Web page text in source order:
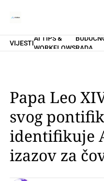
Home
PRETPLATI SE
VIJESTI
AI TIPS &
WORKFLOWSRADA
Papa Leo
svog
identifikuje
izazov za